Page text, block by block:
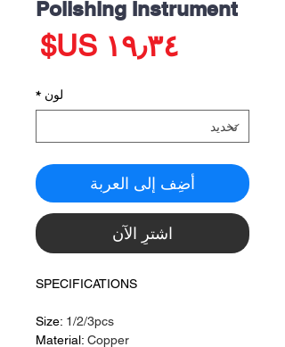
Polishing Instrument
لون *
أضِف إلى العربة
اشترِ الآن
SPECIFICATIONS
Size: 1/2/3pcs
Material: Copper